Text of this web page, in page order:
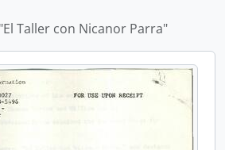
Taller con Nicanor Parra"